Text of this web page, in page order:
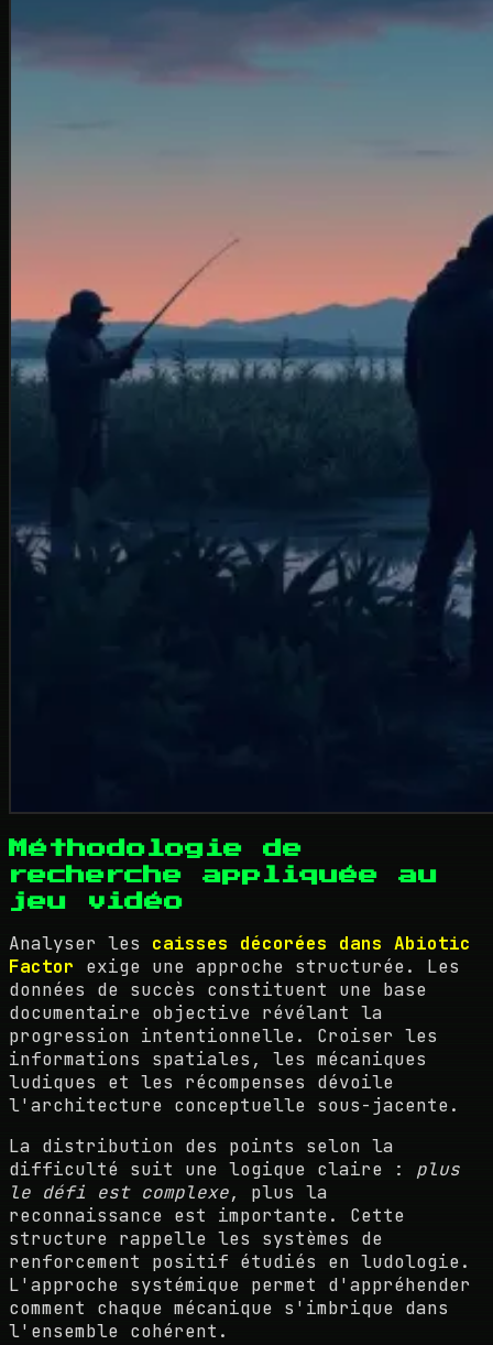
Méthodologie de
recherche appliquée au
jeu vidéo
Analyser les caisses décorées dans Abiotic
Factor exige une approche structurée. Les
données de succès constituent une base
documentaire objective révélant la
progression intentionnelle. Croiser les
informations spatiales, les mécaniques
ludiques et les récompenses dévoile
l'architecture conceptuelle sous-jacente.
La distribution des points selon la
difficulté suit une logique claire : plus
le défi est complexe, plus la
reconnaissance est importante. Cette
structure rappelle les systèmes de
renforcement positif étudiés en ludologie.
L'approche systémique permet d'appréhender
comment chaque mécanique s'imbrique dans
l'ensemble cohérent.